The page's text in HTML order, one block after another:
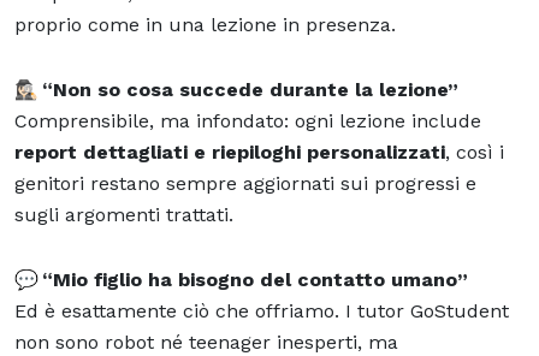
proprio come in una lezione in presenza.
🕵🏻‍♀️ “Non so cosa succede durante la lezione”
Comprensibile, ma infondato: ogni lezione include
report dettagliati e riepiloghi personalizzati, così i
genitori restano sempre aggiornati sui progressi e
sugli argomenti trattati.
💬 “Mio figlio ha bisogno del contatto umano”
Ed è esattamente ciò che offriamo. I tutor GoStudent
non sono robot né teenager inesperti, ma